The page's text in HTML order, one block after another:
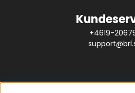
+4619-